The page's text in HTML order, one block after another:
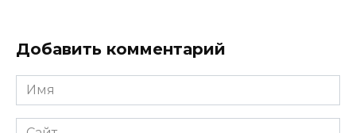
Добавить комментарий
Имя
*
Сайт